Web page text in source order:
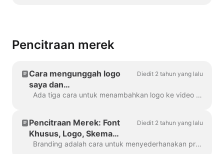
Pencitraan merek
Cara mengunggah logo
saya dan
menambahkannya ke video
Diedit 2 tahun yang lalu
Ada tiga cara untuk menambahkan logo ke video Anda! Mari kita tinjau setiap metode dan pertimbangkan pro dan kontranya! Jika Anda berencana untuk menggunakan logo ini benar-benar ...
Pencitraan Merek: Font
Khusus, Logo, Skema
Warna
Diedit 2 tahun yang lalu
Branding adalah cara untuk menyederhanakan proses pembuatan video bermerek, dan dengan efisiensi juga. Ini memberi Anda kemampuan untuk mengisi beberapa "merek"...